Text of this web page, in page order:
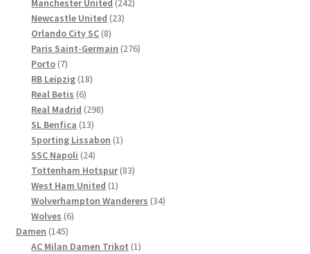
Manchester United 242
Newcastle United 2323
Orlando City SC 88
Produkte
Paris Saint-Germain 276276
Porto 77
Produkte
RB Leipzig 1818
Real Betis 66
Produkte
Real Madrid 298298
SL Benfica 1313
Produkte
Sporting Lissabon 11
SSC Napoli 2424
Produkte
Tottenham Hotspur 8383
West Ham United 11
Produkt
Wolverhampton Wanderers 3434
Wolves 66
Damen 145145
Produkte
AC Milan Damen Trikot 11